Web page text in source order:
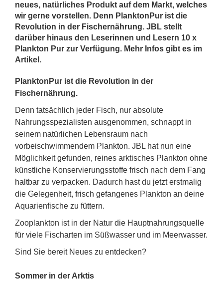
neues, natürliches Produkt auf dem Markt, welches
wir gerne vorstellen. Denn PlanktonPur ist die
Revolution in der Fischernährung. JBL stellt
darüber hinaus den Leserinnen und Lesern 10 x
Plankton Pur zur Verfügung. Mehr Infos gibt es im
Artikel.
PlanktonPur ist die Revolution in der
Fischernährung.
Denn tatsächlich jeder Fisch, nur absolute
Nahrungsspezialisten ausgenommen, schnappt in
seinem natürlichen Lebensraum nach
vorbeischwimmendem Plankton. JBL hat nun eine
Möglichkeit gefunden, reines arktisches Plankton ohne
künstliche Konservierungsstoffe frisch nach dem Fang
haltbar zu verpacken. Dadurch hast du jetzt erstmalig
die Gelegenheit, frisch gefangenes Plankton an deine
Aquarienfische zu füttern.
Zooplankton ist in der Natur die Hauptnahrungsquelle
für viele Fischarten im Süßwasser und im Meerwasser.
Sind Sie bereit Neues zu entdecken?
Sommer in der Arktis